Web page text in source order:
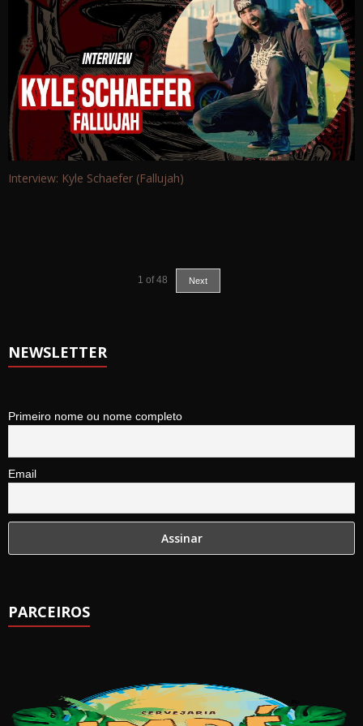
Interview: Kyle Schaefer (Fallujah)
1 of 48 Next
NEWSLETTER
Primeiro nome ou nome completo
Email
PARCEIROS